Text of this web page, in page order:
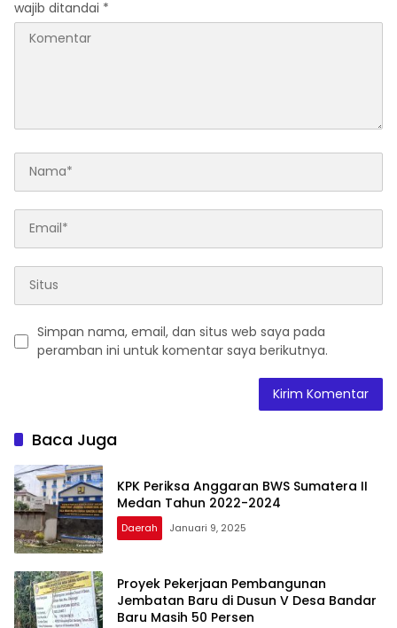
wajib ditandai *
Simpan nama, email, dan situs web saya pada
peramban ini untuk komentar saya berikutnya.
Baca Juga
KPK Periksa Anggaran BWS Sumatera II
Medan Tahun 2022-2024
Daerah Januari 9, 2025
Proyek Pekerjaan Pembangunan
Jembatan Baru di Dusun V Desa Bandar
Baru Masih 50 Persen